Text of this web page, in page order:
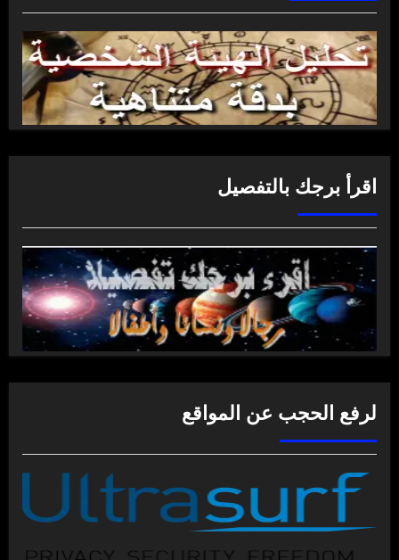
اقرأ برجك بالتفصيل
لرفع الحجب عن المواقع